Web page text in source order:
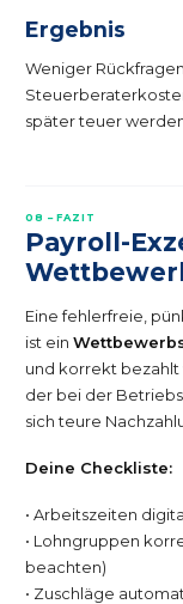
Ergebnis
Weniger
später teuer
08 – FAZIT
Payroll-
Eine fehlerfreie,
ist ein
und korrekt bezahlt
der bei der
sich teure
Deine Checkliste:
• Arbeitszeiten
• Lohngruppen
beachten)
• Zuschläge